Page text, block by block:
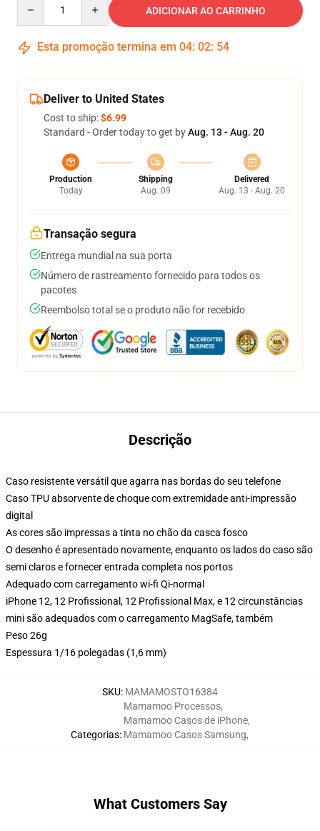
ADICIONAR AO CARRINHO
Esta promoção termina em 04: 02: 53
Deliver to United States
Cost to ship:$6.99
Standard - Order today to get byAug. 13 - Aug. 20
Production
Today
Shipping
Aug. 09
Delivered
Aug. 13 - Aug. 20
Transação segura
Entrega mundial na sua porta
Número de rastreamento fornecido para todos os
pacotes
Reembolso total se o produto não for recebido
Descrição
Caso resistente versátil que agarra nas bordas do seu telefone
Caso TPU absorvente de choque com extremidade anti-impressão
digital
As cores são impressas a tinta no chão da casca fosco
O desenho é apresentado novamente, enquanto os lados do caso são
semi claros e fornecer entrada completa nos portos
Adequado com carregamento wi-fi Qi-normal
iPhone 12, 12 Profissional, 12 Profissional Max, e 12 circunstâncias
mini são adequados com o carregamento MagSafe, também
Peso 26g
Espessura 1/16 polegadas (1,6 mm)
SKU: MAMAMOSTO16384
Categorias:
Mamamoo Processos,
Mamamoo Casos de iPhone,
Mamamoo Casos Samsung,
What Customers Say